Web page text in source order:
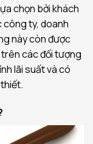
chọn bởi khách
công ty, doanh
này còn được
các đối tượng
lãi suất và có